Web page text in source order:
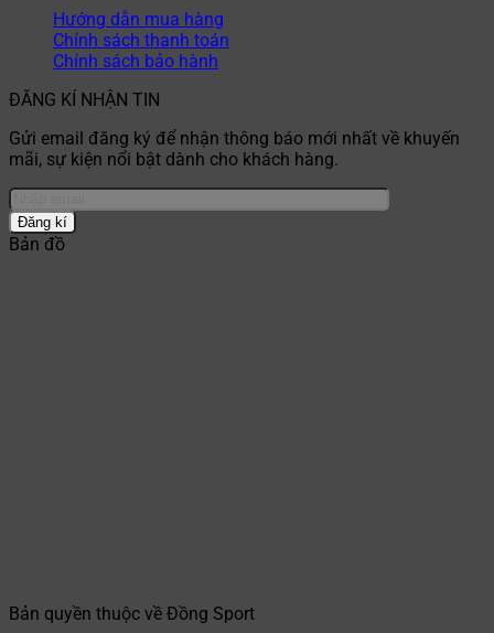
Hướng dẫn mua hàng
Chính sách thanh toán
Chính sách bảo hành
ĐĂNG KÍ NHẬN TIN
Gửi email đăng ký để nhận thông báo mới nhất về khuyến
mãi, sự kiện nổi bật dành cho khách hàng.
Bản đồ
Bản quyền thuộc về Đồng Sport